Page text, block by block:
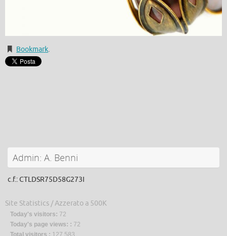
Bookmark.
Admin: A. Benni
c.f.: CTLDSR75D58G273I
Site Statistics / Azzerato a 500K
Today's visitors: 72
Today's page views: : 72